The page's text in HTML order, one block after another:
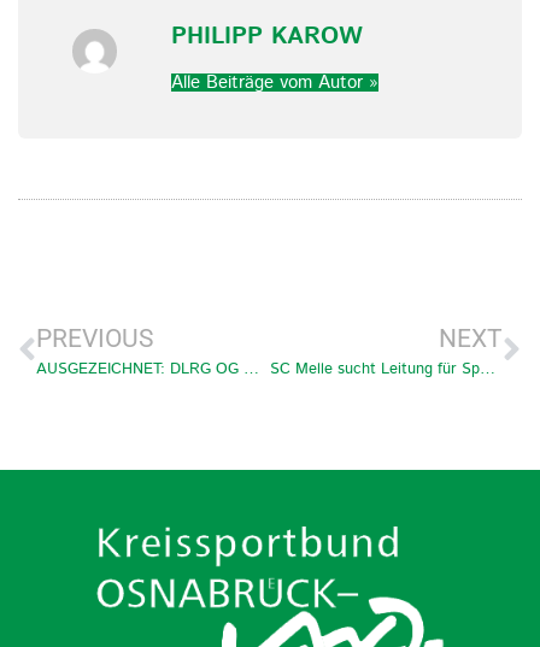
PHILIPP KAROW
Alle Beiträge vom Autor »
PREVIOUS
AUSGEZEICHNET: DLRG OG Georgsmarienhütte
NEXT
SC Melle sucht Leitung für Sportzentrum